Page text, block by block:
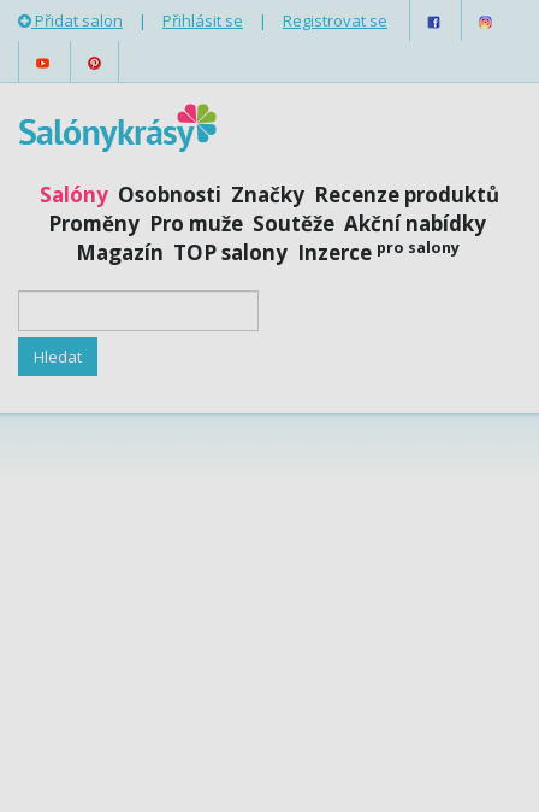
Přidat salon | Přihlásit se | Registrovat se
Salóny Osobnosti Značky Recenze produktů
Proměny Pro muže Soutěže Akční nabídky
Magazín TOP salony Inzerce pro salony